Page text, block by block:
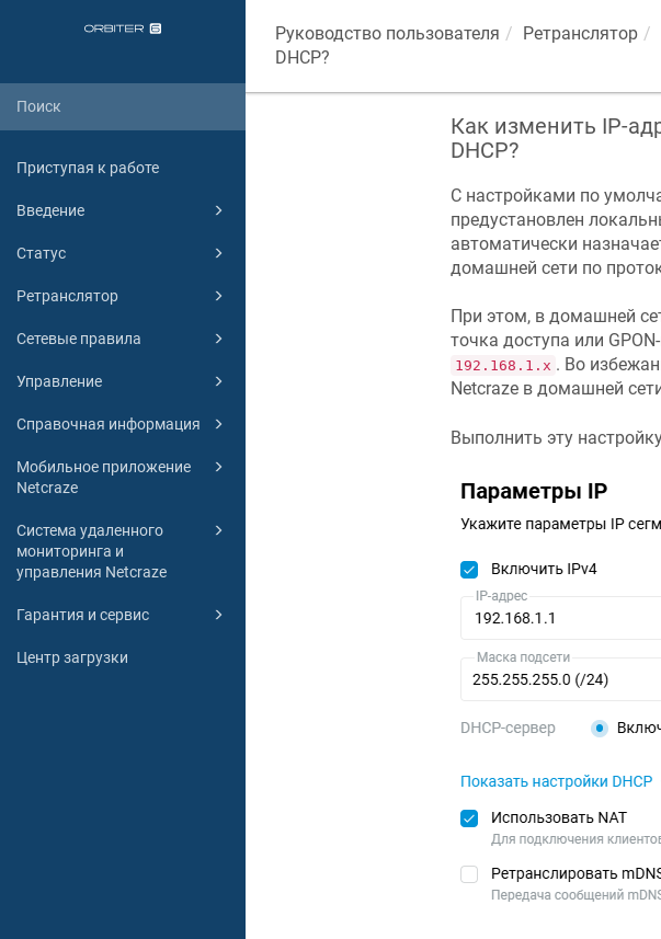
Приступая к работе
Введение
Статус
Ретранслятор
Сетевые правила
Управление
Справочная информация
Мобильное приложение
Netcraze
Система удаленного
мониторинга и
управления Netcraze
Гарантия и сервис
Центр загрузки
Руководство пользователя Ретранслятор
DHCP?
Как изменить IP-
DHCP?
С настройками по
предустановлен
автоматически
домашней сети по
При этом, в домашней
точка доступа или
192.168.1.x . Во
Netcrazeв домашней сети
Выполнить эту